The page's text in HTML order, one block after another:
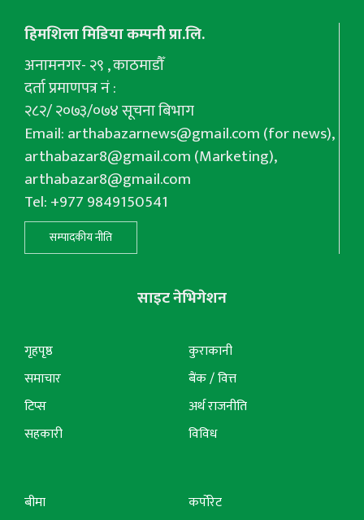
हिमशिला मिडिया कम्पनी प्रा.लि.
अनामनगर- २९ , काठमाडौँ
दर्ता प्रमाणपत्र नं :
२८२/ २०७३/०७४ सूचना बिभाग
Email:arthabazarnews@gmail.com(for news),
arthabazar8@gmail.com(Marketing),
arthabazar8@gmail.com
Tel: +977 9849150541
सम्पादकीय नीति
साइट नेभिगेशन
गृहपृष्ठ
समाचार
टिप्स
सहकारी
कुराकानी
बैंक / वित्त
अर्थ राजनीति
विविध
बीमा
कर्पोरेट